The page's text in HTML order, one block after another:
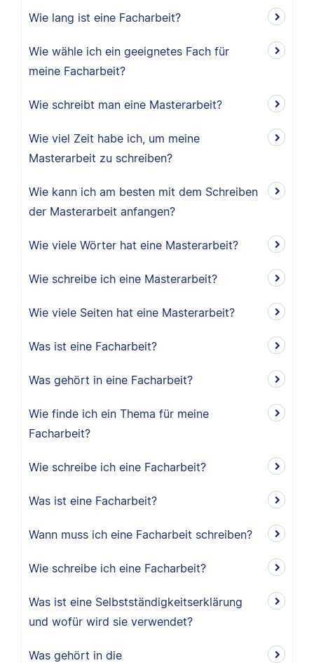
Wie lang ist eine Facharbeit?
Wie wähle ich ein geeignetes Fach für
meine Facharbeit?
Wie schreibt man eine Masterarbeit?
Wie viel Zeit habe ich, um meine
Masterarbeit zu schreiben?
Wie kann ich am besten mit dem Schreiben
der Masterarbeit anfangen?
Wie viele Wörter hat eine Masterarbeit?
Wie schreibe ich eine Masterarbeit?
Wie viele Seiten hat eine Masterarbeit?
Was ist eine Facharbeit?
Was gehört in eine Facharbeit?
Wie finde ich ein Thema für meine
Facharbeit?
Wie schreibe ich eine Facharbeit?
Was ist eine Facharbeit?
Wann muss ich eine Facharbeit schreiben?
Wie schreibe ich eine Facharbeit?
Was ist eine Selbstständigkeitserklärung
und wofür wird sie verwendet?
Was gehört in die